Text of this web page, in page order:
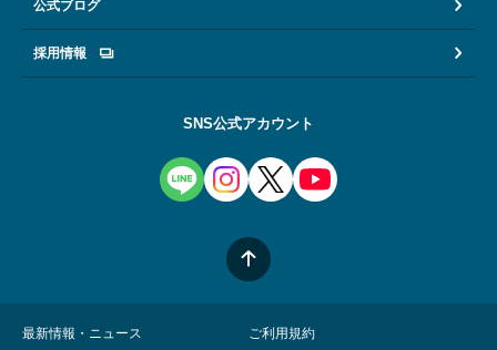
公式ブログ
採用情報
SNS公式アカウント
最新情報・ニュース ご利用規約